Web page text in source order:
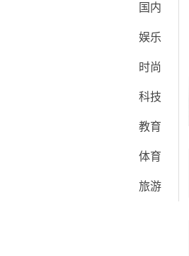
国内
娱乐
时尚
科技
教育
体育
旅游